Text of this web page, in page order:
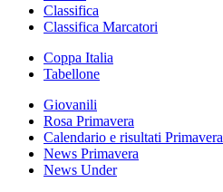
Classifica
Classifica Marcatori
Coppa Italia
Tabellone
Giovanili
Rosa Primavera
Calendario e risultati Primavera
News Primavera
News Under